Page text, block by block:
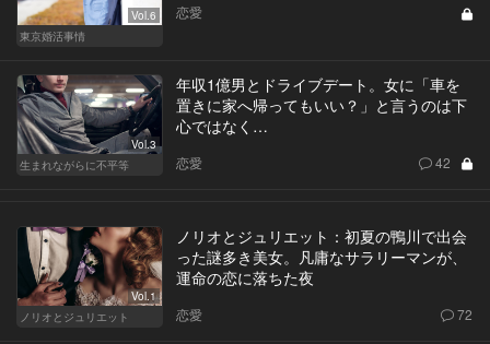
Vol.6
東京婚活事情
恋愛
Vol.3
生まれながらに不平等
年収1億男とドライブデート。女に「車を
置きに家へ帰ってもいい？」と言うのは下
心ではなく…
恋愛 42
Vol.1
ノリオとジュリエット
ノリオとジュリエット：初夏の鴨川で出会
った謎多き美女。凡庸なサラリーマンが、
運命の恋に落ちた夜
恋愛 72